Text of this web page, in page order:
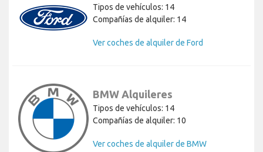
Tipos de vehículos: 14
Compañías de alquiler: 14
Ver coches de alquiler de Ford
BMW Alquileres
Tipos de vehículos: 14
Compañías de alquiler: 10
Ver coches de alquiler de BMW